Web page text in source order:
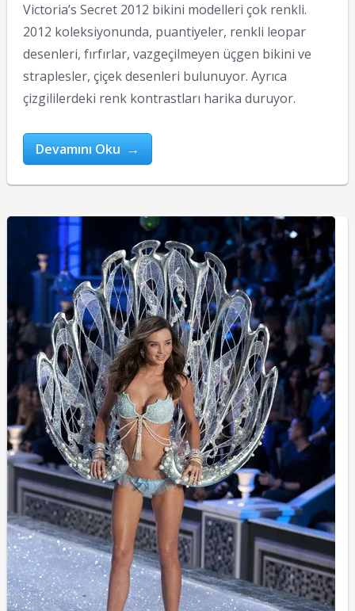
Victoria’s Secret 2012 bikini modelleri çok renkli.
2012 koleksiyonunda, puantiyeler, renkli leopar
desenleri, fırfırlar, vazgeçilmeyen üçgen bikini ve
straplesler, çiçek desenleri bulunuyor. Ayrıca
çizgililerdeki renk kontrastları harika duruyor.
Devamını Oku →